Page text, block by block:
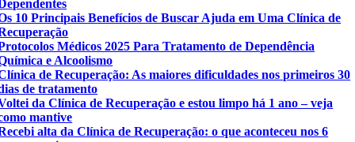
10 Principais Benefícios de Buscar Ajuda em Uma Clínica de
Médicos 2025 Para Tratamento de Dependência
e Alcoolismo
de Recuperação: As maiores dificuldades nos primeiros 30
de tratamento
da Clínica de Recuperação e estou limpo há 1 ano – veja
mantive
alta da Clínica de Recuperação: o que aconteceu nos 6